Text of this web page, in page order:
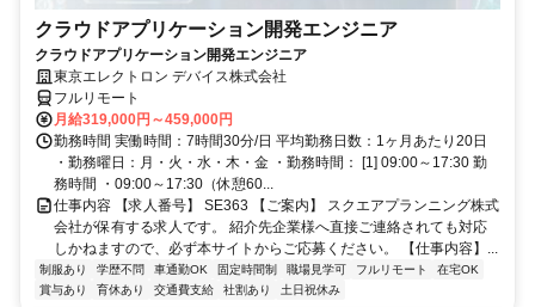
クラウドアプリケーション開発エンジニア
クラウドアプリケーション開発エンジニア
東京エレクトロン デバイス株式会社
フルリモート
月給319,000円～459,000円
勤務時間 実働時間：7時間30分/日 平均勤務日数：1ヶ月あたり20日
・勤務曜日：月・火・水・木・金 ・勤務時間： [1] 09:00～17:30 勤
務時間 ・09:00～17:30（休憩60...
仕事内容 【求人番号】 SE363 【ご案内】 スクエアプランニング株式
会社が保有する求人です。 紹介先企業様へ直接ご連絡されても対応
しかねますので、必ず本サイトからご応募ください。 【仕事内容】...
制服あり 学歴不問 車通勤OK 固定時間制 職場見学可 フルリモート
在宅OK
賞与あり
育休あり 交通費支給 社割あり 土日祝休み